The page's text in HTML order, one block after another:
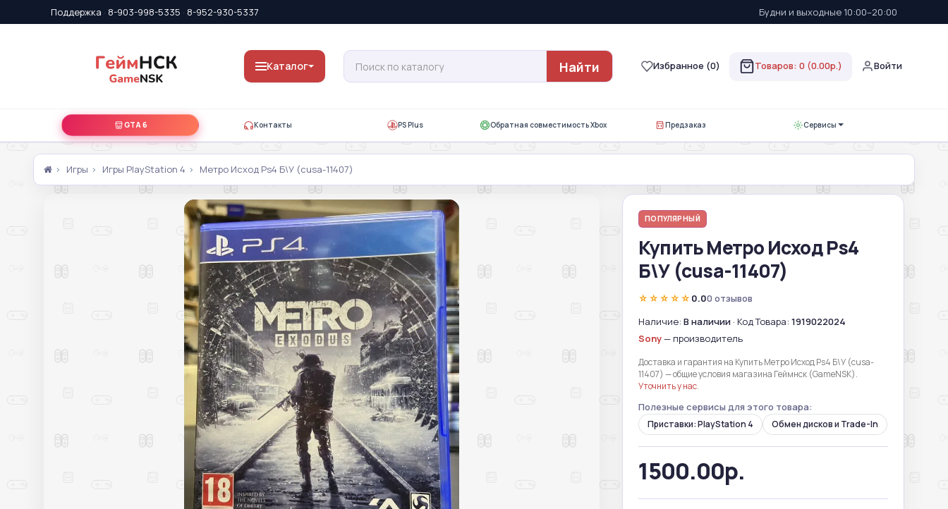
Поддержка · 8-903-998-5335 · 8-952-930-5337 Будни и выходные 10:00–20:00
Каталог Найти Избранное (0) Товаров: 0 (0.00р.) Войти
GTA 6 Контакты PS Plus Обратная совместимость Xbox Предзаказ Сервисы
Игры Игры PlayStation 4 Метро Исход Ps4 Б\У (cusa-11407)
ПОПУЛЯРНЫЙ
Купить Метро Исход Ps4
Б\У (cusa-11407)
☆☆☆☆☆ 0.00 отзывов
Наличие: В наличии · Код Товара: 1919022024
Sony— производитель
Доставка и гарантия на Купить Метро Исход Ps4 Б\У (cusa-
11407) — общие условия магазина Геймнск (GameNSK).
Уточнить у нас.
Полезные сервисы для этого товара:
Приставки: PlayStation 4 Обмен дисков и Trade-In
1500.00р.